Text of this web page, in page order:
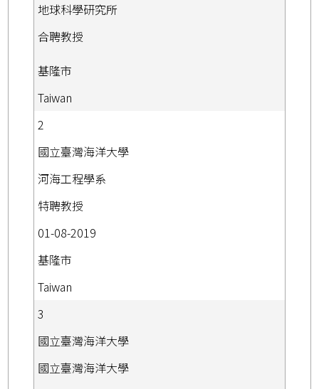
地球科學研究所
合聘教授
基隆市
Taiwan
2
國立臺灣海洋大學
河海工程學系
特聘教授
01-08-2019
基隆市
Taiwan
3
國立臺灣海洋大學
國立臺灣海洋大學